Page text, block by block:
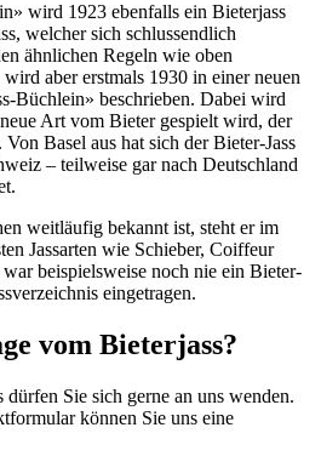
wird 1923 ebenfalls ein Bieterjass
welcher sich schlussendlich
ähnlichen Regeln wie oben
aber erstmals 1930 in einer neuen
Büchlein» beschrieben. Dabei wird
Art vom Bieter gespielt wird, der
Basel aus hat sich der Bieter-Jass
– teilweise gar nach Deutschland
weitläufig bekannt ist, steht er im
Jassarten wie Schieber, Coiffeur
beispielsweise noch nie ein Bieter-
eingetragen.
vom Bieterjass?
Sie sich gerne an uns wenden.
können Sie uns eine